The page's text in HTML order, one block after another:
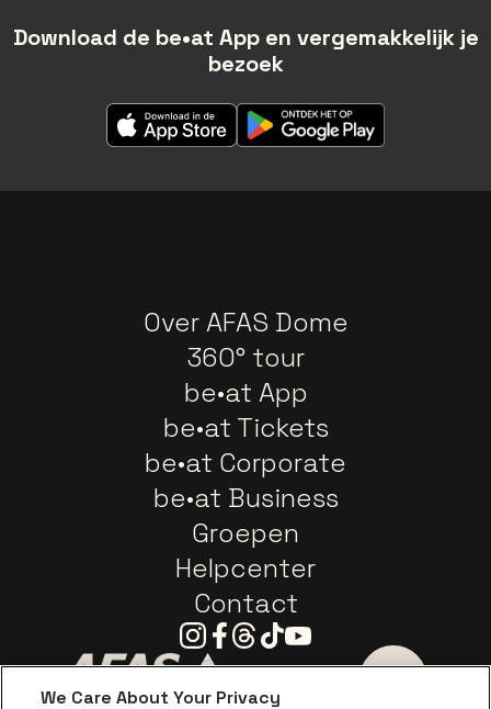
Download de be•at App en vergemakkelijk je
bezoek
Over AFAS Dome
360° tour
be•at App
be•at Tickets
be•at Corporate
be•at Business
Groepen
Helpcenter
Contact
Instagram
Facebook
Threads
TiktokYoutube
We Care About Your Privacy